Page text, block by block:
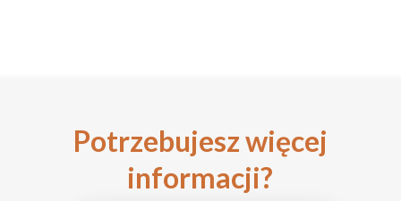
Potrzebujesz więcej
informacji?